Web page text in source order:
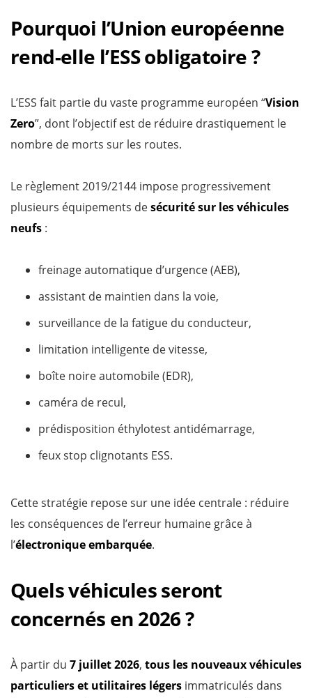
Pourquoi l’Union européenne
rend-elle l’ESS obligatoire ?
L’ESS fait partie du vaste programme européen “Vision
Zero”, dont l’objectif est de réduire drastiquement le
nombre de morts sur les routes.
Le règlement 2019/2144 impose progressivement
plusieurs équipements desécurité sur les véhicules
neufs :
freinage automatique d’urgence (AEB),
assistant de maintien dans la voie,
surveillance de la fatigue du conducteur,
limitation intelligente de vitesse,
boîte noire automobile (EDR),
caméra de recul,
prédisposition éthylotest antidémarrage,
feux stop clignotants ESS.
Cette stratégie repose sur une idée centrale : réduire
les conséquences de l’erreur humaine grâce à
l’électronique embarquée.
Quels véhicules seront
concernés en 2026 ?
À partir du 7 juillet 2026, tous les nouveaux véhicules
particuliers et utilitaires légers immatriculés dans